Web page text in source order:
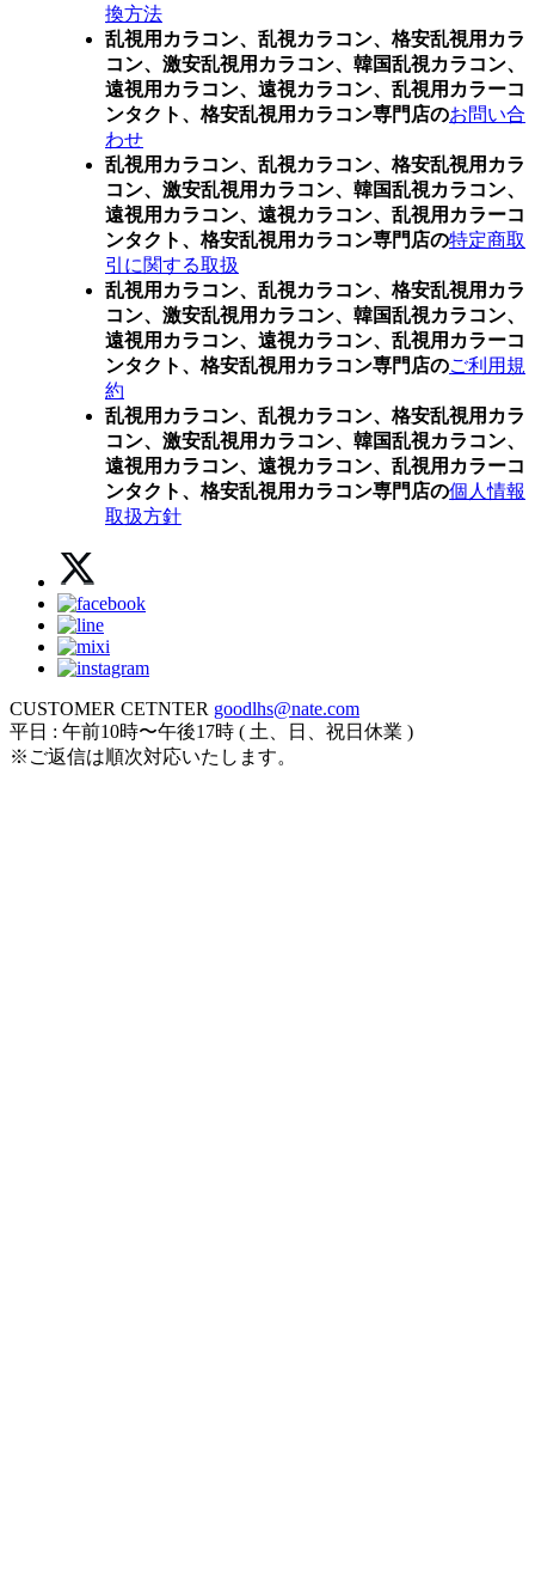
換方法
乱視用カラコン、乱視カラコン、格安乱視用カラ
コン、激安乱視用カラコン、韓国乱視カラコン、
遠視用カラコン、遠視カラコン、乱視用カラーコ
ンタクト、格安乱視用カラコン専門店のお問い合
わせ
乱視用カラコン、乱視カラコン、格安乱視用カラ
コン、激安乱視用カラコン、韓国乱視カラコン、
遠視用カラコン、遠視カラコン、乱視用カラーコ
ンタクト、格安乱視用カラコン専門店の特定商取
引に関する取扱
乱視用カラコン、乱視カラコン、格安乱視用カラ
コン、激安乱視用カラコン、韓国乱視カラコン、
遠視用カラコン、遠視カラコン、乱視用カラーコ
ンタクト、格安乱視用カラコン専門店のご利用規
約
乱視用カラコン、乱視カラコン、格安乱視用カラ
コン、激安乱視用カラコン、韓国乱視カラコン、
遠視用カラコン、遠視カラコン、乱視用カラーコ
ンタクト、格安乱視用カラコン専門店の個人情報
取扱方針
CUSTOMER CETNTER goodlhs@nate.com
平日 : 午前10時〜午後17時 ( 土、日、祝日休業 )
※ご返信は順次対応いたします。